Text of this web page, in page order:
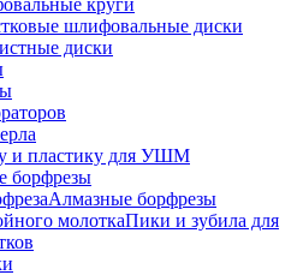
шлифовальные диски
диски
и пластику для УШМ
борфрезы
Алмазные борфрезы
Пики и зубила для